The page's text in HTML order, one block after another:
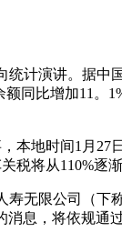
演讲。据中
同比增加11
地时间1月27
将从110%逐
限公司（下
息，将依规通